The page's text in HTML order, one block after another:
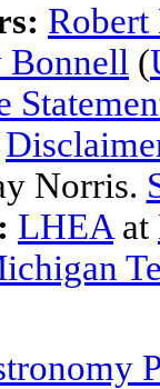
Bonnell (
Norris.
LHEA at